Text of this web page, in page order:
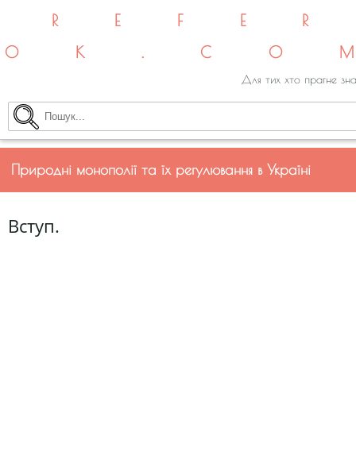
Для тих хто прагне
Природні монополії та їх регулювання в Україні
Вступ.